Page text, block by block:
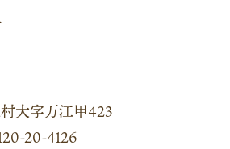
大字万江甲423
20-4126